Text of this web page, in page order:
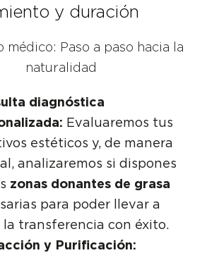
y duración
médico: Paso a paso hacia la
naturalidad
diagnóstica
Evaluaremos tus
estéticos y, de manera
analizaremos si dispones
zonas donantes de grasa
para poder llevar a
la transferencia con éxito.
y Purificación: